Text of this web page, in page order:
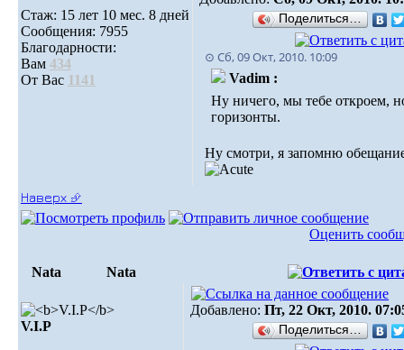
Стаж: 15 лет 10 мес. 8 дней
Сообщения: 7955
Благодарности:
Вам 434
От Вас 1141
Поделиться…
⊙ Сб, 09 Окт, 2010. 10:09
Vadim :
Ну ничего, мы тебе откроем,
горизонты.
Ну смотри, я запомню
Наверх ⮵
Оценить
Nata Nata
V.I.Р
Добавлено: Пт, 22 Окт, 2010.
Поделиться…